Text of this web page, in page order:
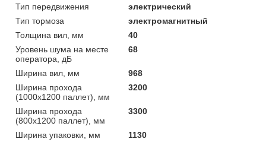
Тип передвижения
электрический
Тип тормоза
электромагнитный
Толщина вил, мм
40
Уровень шума на месте
оператора, дБ
68
Ширина вил, мм
968
Ширина прохода
(1000х1200 паллет), мм
3200
Ширина прохода
(800х1200 паллет), мм
3300
Ширина упаковки, мм 1130